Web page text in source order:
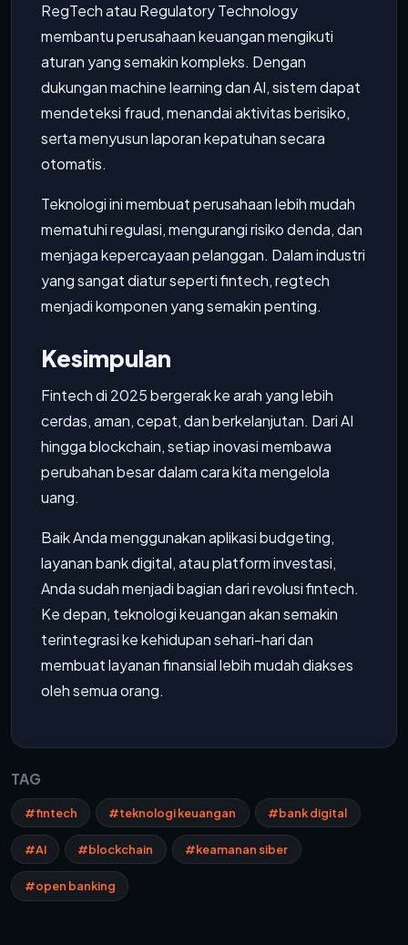
RegTech atau Regulatory Technology
membantu perusahaan keuangan mengikuti
aturan yang semakin kompleks. Dengan
dukungan machine learning dan AI, sistem dapat
mendeteksi fraud, menandai aktivitas berisiko,
serta menyusun laporan kepatuhan secara
otomatis.
Teknologi ini membuat perusahaan lebih mudah
mematuhi regulasi, mengurangi risiko denda, dan
menjaga kepercayaan pelanggan. Dalam industri
yang sangat diatur seperti fintech, regtech
menjadi komponen yang semakin penting.
Kesimpulan
Fintech di 2025 bergerak ke arah yang lebih
cerdas, aman, cepat, dan berkelanjutan. Dari AI
hingga blockchain, setiap inovasi membawa
perubahan besar dalam cara kita mengelola
uang.
Baik Anda menggunakan aplikasi budgeting,
layanan bank digital, atau platform investasi,
Anda sudah menjadi bagian dari revolusi fintech.
Ke depan, teknologi keuangan akan semakin
terintegrasi ke kehidupan sehari-hari dan
membuat layanan finansial lebih mudah diakses
oleh semua orang.
TAG
#fintech #teknologi keuangan #bank digital
#AI #blockchain #keamanan siber
#open banking